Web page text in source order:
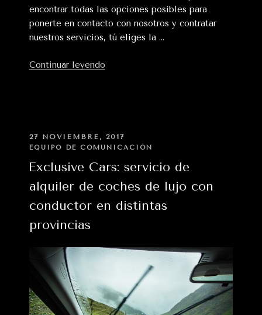
encontrar todas las opciones posibles para
ponerte en contacto con nosotros y contratar
nuestros servicios, tú eliges la …
Continuar leyendo
alquiler
de
coches
lujo
con
PUBLICADO
EN
27 NOVIEMBRE, 2017
EQUIPO DE COMUNICACIÓN
Exclusive Cars: servicio de
alquiler de coches de lujo con
conductor en distintas
provincias